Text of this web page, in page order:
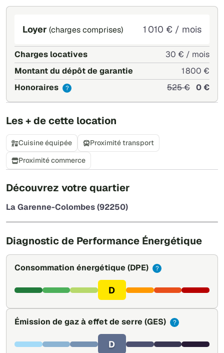
Loyer (charges comprises) 1 010 € / mois
Charges locatives
30 € / mois
Montant du dépôt de garantie
1 800 €
Honoraires
? 525 € 0 €
Les + de cette location
Cuisine équipée
Proximité transport
Proximité commerce
Découvrez votre quartier
La Garenne-Colombes (92250)
Diagnostic de Performance Énergétique
Consommation énergétique (DPE) ?
D
Émission de gaz à effet de serre (GES) ?
D